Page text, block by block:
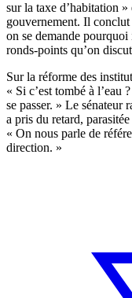
sur la taxe d’habitation
gouvernement. Il
on se demande pourquoi
ronds-points qu’on
Sur la réforme des
« Si c’est tombé à l’eau
se passer. » Le sénateur
a pris du retard,
« On nous parle de
direction. »